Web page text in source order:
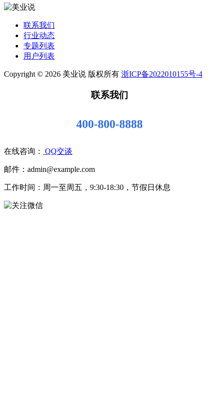
联系我们
行业动态
专题列表
用户列表
Copyright © 2026 美业说 版权所有 浙ICP备2022010155号-4
联系我们
400-800-8888
在线咨询： QQ交谈
邮件：admin@example.com
工作时间：周一至周五，9:30-18:30，节假日休息